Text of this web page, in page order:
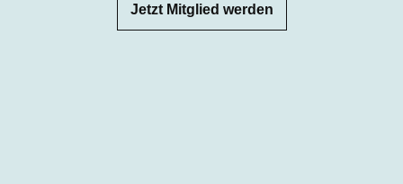
Jetzt Mitglied werden